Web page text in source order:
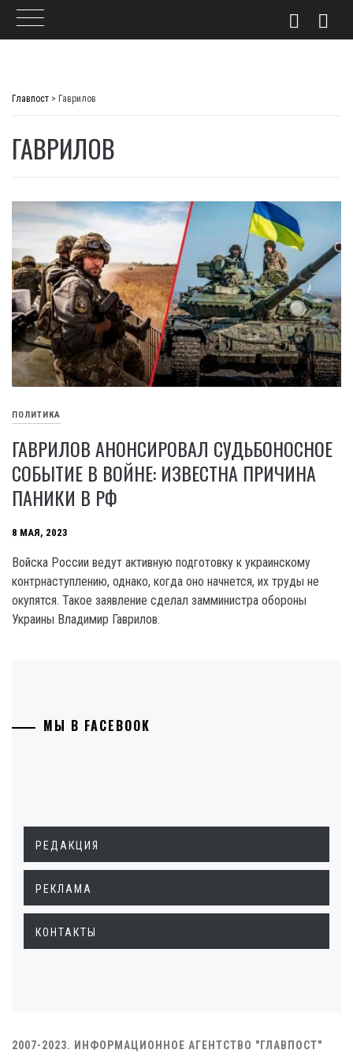
Главпост > Гаврилов
ГАВРИЛОВ
ПОЛИТИКА
ГАВРИЛОВ АНОНСИРОВАЛ СУДЬБОНОСНОЕ
СОБЫТИЕ В ВОЙНЕ: ИЗВЕСТНА ПРИЧИНА
ПАНИКИ В РФ
8 МАЯ, 2023
Войска России ведут активную подготовку к украинскому
контрнаступлению, однако, когда оно начнется, их труды не
окупятся. Такое заявление сделал замминистра обороны
Украины Владимир Гаврилов.
МЫ В FACEBOOK
РЕДАКЦИЯ
РЕКЛАМА
КОНТАКТЫ
2007-2023. ИНФОРМАЦИОННОЕ АГЕНТСТВО "ГЛАВПОСТ"